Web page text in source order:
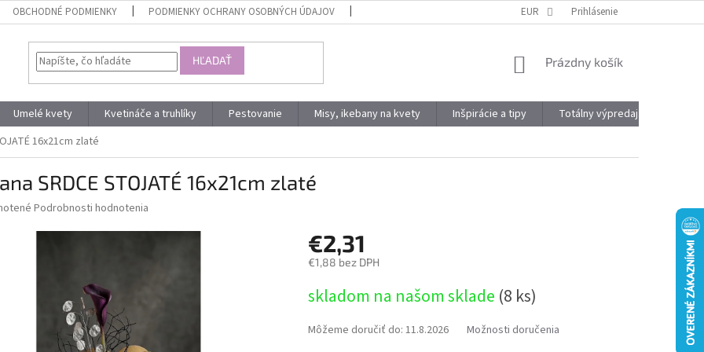
OBCHODNÉ PODMIENKY PODMIENKY OCHRANY OSOBNÝCH ÚDAJOV OBJEMOVÉ ZĽAVY VÝHODY REGISTRÁCIE
EUR Prihlásenie
HĽADAŤ
NÁKUPNÝ
Prázdny košík
Umelé kvety Kvetináče a truhlíky Pestovanie Misy, ikebany na kvety Inšpirácie a tipy Totálny výpredaj
16x21cm zlaté
SRDCE STOJATÉ 16x21cm zlaté
Podrobnosti hodnotenia
€2,31
€1,88 bez DPH
cena:
skladom na našom sklade (8 ks)
Môžeme doručiť do: 11.8.2026 Možnosti doručenia